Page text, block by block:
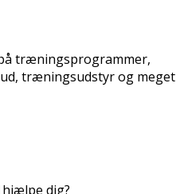
træningsprogrammer,
træningsudstyr og meget
hjælpe dig?